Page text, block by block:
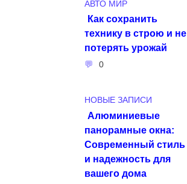
АВТО МИР
Как сохранить
технику в строю и не
потерять урожай
0
НОВЫЕ ЗАПИСИ
Алюминиевые
панорамные окна:
Современный стиль
и надежность для
вашего дома